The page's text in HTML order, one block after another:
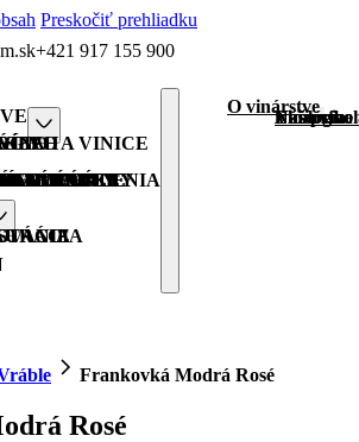
Preskočiť prehliadku
+421 917 155 900
A VINICE
PRODUKTY
VRÁBLE
VÍNA
FRIENDLY
EDÍCIE
BALENIA
O vinárstve
Náš
Vinárstvo
Ekológia
Naše víno
Rosé
Frankovká Modrá Rosé